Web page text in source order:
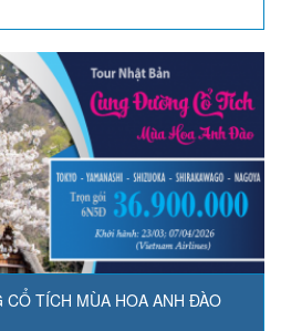
TÍCH MÙA HOA ANH ĐÀO